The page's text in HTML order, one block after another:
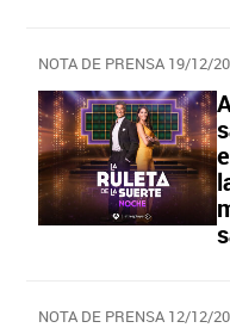
NOTA DE PRENSA 19/12/
NOTA DE PRENSA 12/12/